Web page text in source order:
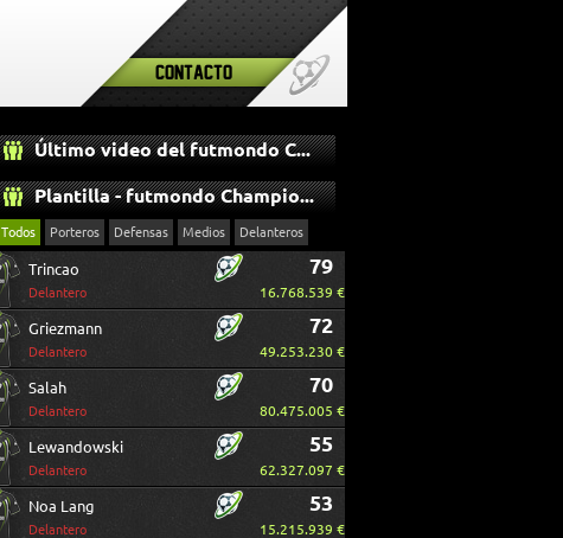
Contacto
Último video del futmondo Champions
Plantilla - futmondo Champions
Todos Porteros Defensas Medios Delanteros
Trincao
Delantero
79
16.768.539 €
Griezmann
Delantero
72
49.253.230 €
Salah
Delantero
70
80.475.005 €
Lewandowski
Delantero
55
62.327.097 €
Noa Lang
Delantero
53
15.215.939 €